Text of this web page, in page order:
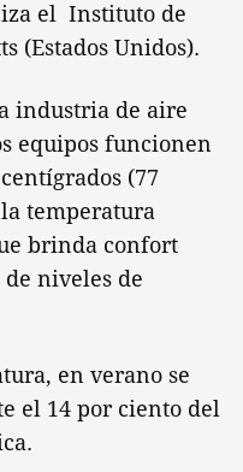
el Instituto de
(Estados Unidos).
industria de aire
equipos funcionen
(77
temperatura
brinda confort
niveles de
en verano se
el 14 por ciento del